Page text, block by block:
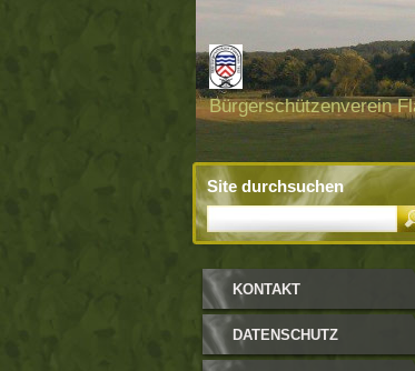
Bürgerschützenverein
KONTAKT
DATENSCHUTZ
Site durchsuchen